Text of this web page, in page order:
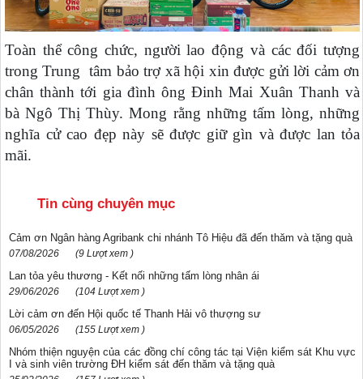
Toàn thể công chức, người lao động và các đối tượng
trong Trung tâm bảo trợ xã hội xin được gửi lời cảm ơn
chân thành tới gia đình ông Đinh Mai Xuân Thanh và
bà Ngô Thị Thùy. Mong rằng những tấm lòng, những
nghĩa cử cao đẹp này sẽ được giữ gìn và được lan tỏa
mãi.
Tin cùng chuyên mục
Cảm ơn Ngân hàng Agribank chi nhánh Tô Hiệu đã đến thăm và tặng quà
07/08/2026 (9 Lượt xem )
Lan tỏa yêu thương - Kết nối những tấm lòng nhân ái
29/06/2026 (104 Lượt xem )
Lời cảm ơn đến Hội quốc tế Thanh Hải vô thượng sư
06/05/2026 (155 Lượt xem )
Nhóm thiện nguyện của các đồng chí công tác tại Viện kiểm sát Khu vực
I và sinh viên trường ĐH kiểm sát đến thăm và tặng quà